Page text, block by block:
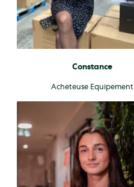
Constance
Acheteuse Equipement